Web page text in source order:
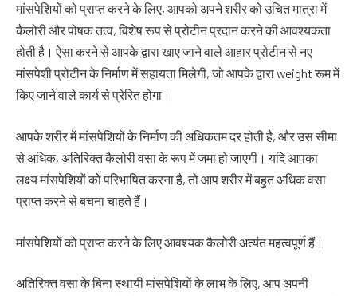
मांसपेशियों को प्राप्त करने के लिए, आपको अपने शरीर को उचित मात्रा में
कैलोरी और पोषक तत्व, विशेष रूप से प्रोटीन प्रदान करने की आवश्यकता
होती है। ऐसा करने से आपके द्वारा खाए जाने वाले आहार प्रोटीन से नए
मांसपेशी प्रोटीन के निर्माण में सहायता मिलेगी, जो आपके द्वारा weight रूम में
किए जाने वाले कार्य से प्रेरित होगा।
आपके शरीर में मांसपेशियों के निर्माण की अधिकतम दर होती है, और उस सीमा
से अधिक, अतिरिक्त कैलोरी वसा के रूप में जमा हो जाएगी। यदि आपका
लक्ष्य मांसपेशियों को परिभाषित करना है, तो आप शरीर में बहुत अधिक वसा
प्राप्त करने से बचना चाहते हैं।
मांसपेशियों को प्राप्त करने के लिए आवश्यक कैलोरी अत्यंत महत्वपूर्ण हैं।
अतिरिक्त वसा के बिना स्थायी मांसपेशियों के लाभ के लिए, आप अपनी